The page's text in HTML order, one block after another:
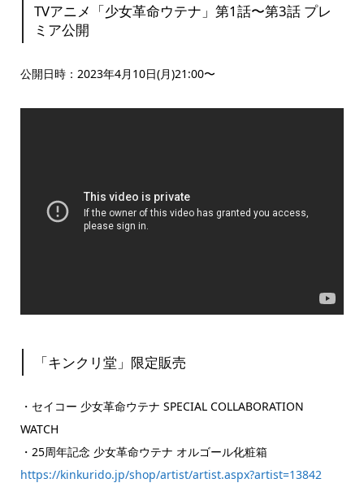
TVアニメ「少女革命ウテナ」第1話〜第3話 プレ
ミア公開
公開日時：2023年4月10日(月)21:00〜
「キンクリ堂」限定販売
・セイコー 少女革命ウテナ SPECIAL COLLABORATION
WATCH
・25周年記念 少女革命ウテナ オルゴール化粧箱
https://kinkurido.jp/shop/artist/artist.aspx?artist=13842